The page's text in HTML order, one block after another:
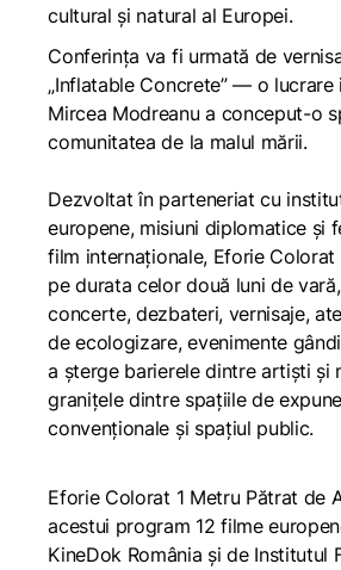
cultural și natural al Europei.
Conferința va fi urmată de
„Inflatable Concrete” — o lucrare
Mircea Modreanu a conceput-o
comunitatea de la malul mării.
Dezvoltat în parteneriat cu
europene, misiuni diplomatice și
film internaționale, Eforie
pe durata celor două luni de
concerte, dezbateri, vernisaje,
de ecologizare, evenimente
a șterge barierele dintre artiști și
granițele dintre spațiile de
convenționale și spațiul public.
Eforie Colorat 1 Metru Pătrat de
acestui program 12 filme
KineDok România și de Institutul